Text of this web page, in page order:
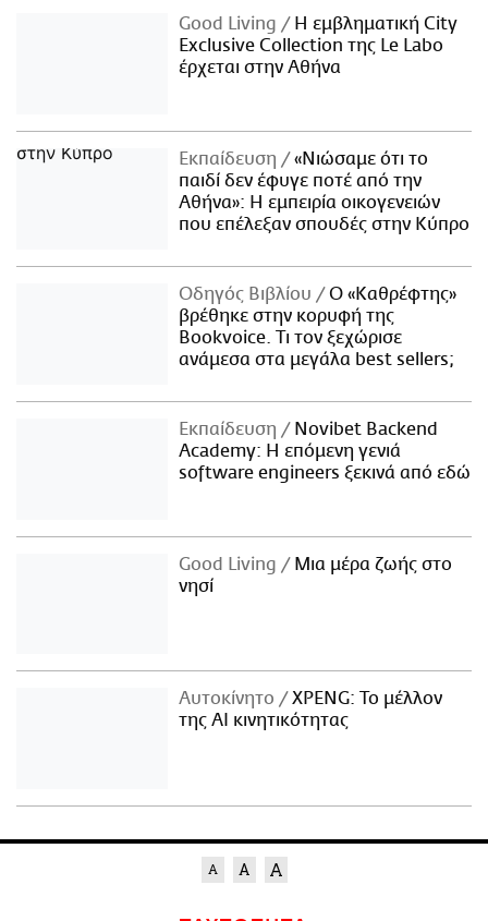
Good Living
Η εμβληματική City
Exclusive Collection της Le Labo
έρχεται στην Αθήνα
Εκπαίδευση
«Νιώσαμε ότι το
παιδί δεν έφυγε ποτέ από την
Αθήνα»: Η εμπειρία οικογενειών
που επέλεξαν σπουδές στην Κύπρο
Οδηγός Βιβλίου
Ο «Καθρέφτης»
βρέθηκε στην κορυφή της
Bookvoice. Τι τον ξεχώρισε
ανάμεσα στα μεγάλα best sellers;
Εκπαίδευση
Novibet Backend
Academy: Η επόμενη γενιά
software engineers ξεκινά από εδώ
Good Living
Μια μέρα ζωής στο
νησί
Αυτοκίνητο
XPENG: Το μέλλον
της AI κινητικότητας